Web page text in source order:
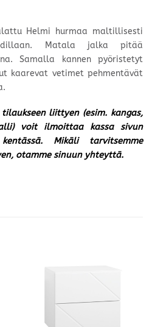
Helmi hurmaa maltillisesti
Matala jalka pitää
Samalla kannen pyöristetyt
kaarevat vetimet pehmentävät
liittyen (esim. kangas,
voit ilmoittaa kassa sivun
Mikäli tarvitsemme
otamme sinuun yhteyttä.